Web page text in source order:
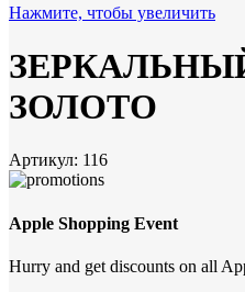
Нажмите, чтобы увеличить
ЗОЛОТО
Артикул: 116
Apple Shopping Event
Hurry and get discounts on all